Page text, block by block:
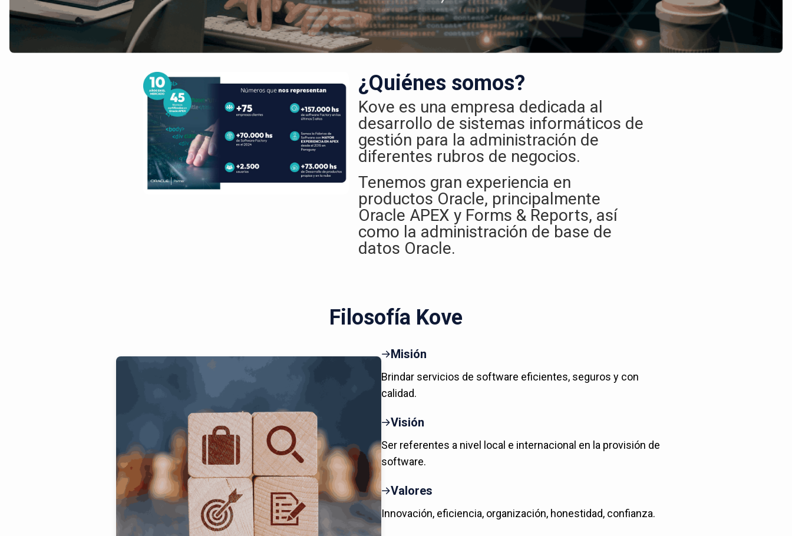
¿Quiénes somos?
Kove es una empresa dedicada al
desarrollo de sistemas informáticos de
gestión para la administración de
diferentes rubros de negocios.​
Tenemos gran experiencia en
productos Oracle, principalmente
Oracle APEX y Forms & Reports, así
como la administración de base de
datos Oracle.
Filosofía Kove
Misión
Brindar servicios de software eficientes, seguros y con
calidad.
Visión
Ser referentes a nivel local e internacional en la provisión de
software.
Valores
Innovación, eficiencia, organización, honestidad, confianza.